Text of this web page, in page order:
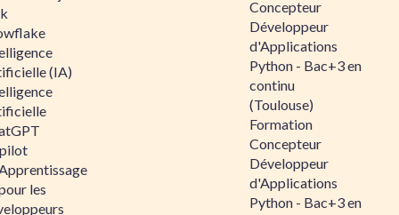
(IA)
les
Concepteur
Développeur
d'Applications
Python - Bac+3 en
continu
(Toulouse)
Formation
Concepteur
Développeur
d'Applications
Python - Bac+3 en